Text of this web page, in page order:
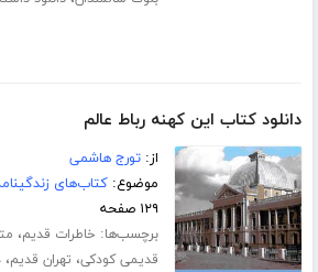
دانلود کتاب این کهنه رباط عالم
از:تورج هاشمی
موضوع:کتاب‌های
۱۲۹ صفحه
برچسب‌ها: خاطرات قدیم،
قدیمی کودکی، تهران قدیم،